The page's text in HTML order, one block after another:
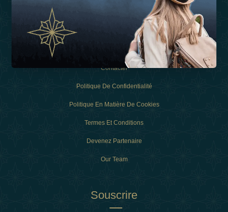
Contacter
Politique De Confidentialité
Politique En Matière De Cookies
Termes Et Conditions
Devenez Partenaire
Our Team
Souscrire